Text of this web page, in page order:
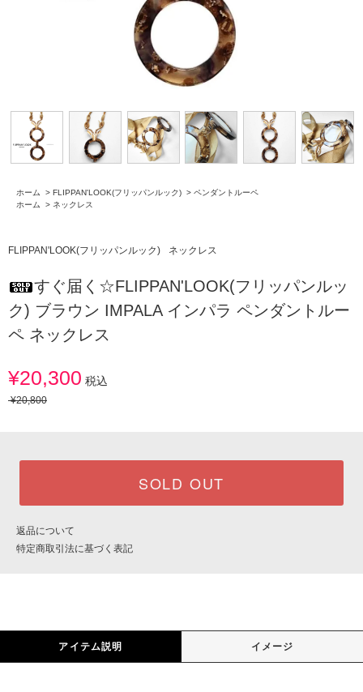
ホーム > FLIPPAN'LOOK(フリッパンルック) > ペンダントルーペ
ホーム
> ネックレス
FLIPPAN'LOOK(フリッパンルック) ネックレス
すぐ届く☆FLIPPAN'LOOK(フリッパンルッ
ク) ブラウン IMPALA インパラ ペンダントルー
ペ ネックレス
¥20,300 税込
¥20,800
SOLD OUT
返品について
特定商取引法に基づく表記
アイテム説明 イメージ